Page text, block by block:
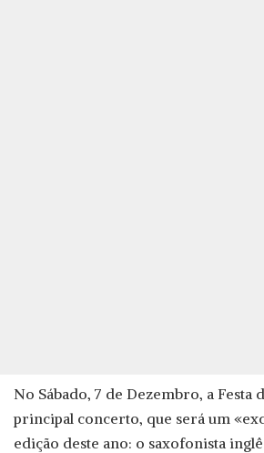
No Sábado, 7 de Dezembro, a Festa
principal concerto, que será um
edição deste ano: o saxofonista